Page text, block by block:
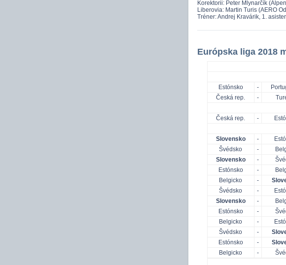
Korektorii: Peter Mlynarčík
Liberovia: Martin Turis (AERO
Tréner: Andrej Kravárik, 1.
Európska liga 2018
Estónsko
-
Česká rep.
-
Česká rep.
-
Slovensko
-
Švédsko
-
Slovensko
-
Estónsko
-
Belgicko
-
Švédsko
-
Slovensko
-
Estónsko
-
Belgicko
-
Švédsko
-
Estónsko
-
Belgicko
-